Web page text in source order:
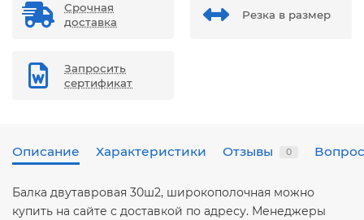
Срочная
доставка
Резка в размер
Запросить
сертификат
Описание Характеристики Отзывы 0
Балка двутавровая 30ш2, широкополочная можно
купить на сайте с доставкой по адресу. Менеджеры